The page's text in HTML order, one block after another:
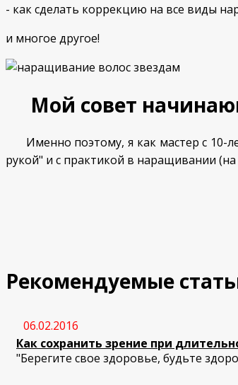
- как сделать коррекцию на все виды
и многое другое!
Мой совет
Именно поэтому, я как мастер с 10-
рукой" и с практикой в наращивании
Рекомендуемые
06.02.2016
Как сохранить зрение при
"Берегите свое здоровье, будьте